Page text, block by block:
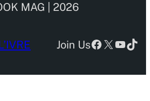
MAG | 2026
Join UsFacebook
X